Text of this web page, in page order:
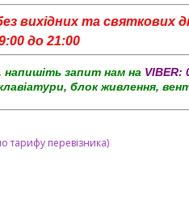
вихідних та святкових
до 21:00
запит нам на VIBER:
блок живлення,
тарифу перевізника)